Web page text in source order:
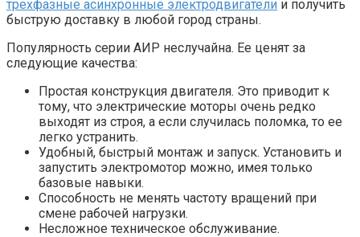
трехфазные асинхронные электродвигатели и получить
быструю доставку в любой город страны.
Популярность серии АИР неслучайна. Ее ценят за
следующие качества:
Простая конструкция двигателя. Это приводит к
тому, что электрические моторы очень редко
выходят из строя, а если случилась поломка, то ее
легко устранить.
Удобный, быстрый монтаж и запуск. Установить и
запустить электромотор можно, имея только
базовые навыки.
Способность не менять частоту вращений при
смене рабочей нагрузки.
Несложное техническое обслуживание.